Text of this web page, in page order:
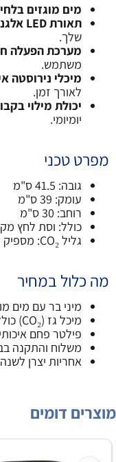
מים מוגזים
תאורת LED אלגנטית -
שלך.
מערכת הפעלה
משתמש.
מיכלי נירוסטה
לאורך זמן.
יכולת מילוי
יומיומי.
מפרט טכני
גובה: 41.5 ס"מ
עומק: 39 ס"מ
רוחב: 30 ס"מ
כולל: וסת לחץ
גליל CO₂: מספיק להכנת כ־350 ליטר מים מוגזים
מה כלול במחיר
מיני בר עם מים
מיכל גז (CO₂) כולל וסת
פילטר פחם
משלוח והתקנה
אחריות יצרן
מוצרים דומים